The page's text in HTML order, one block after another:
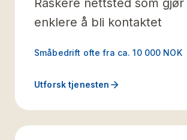
Raskere nettsted som
enklere å bli kontaktet
Småbedrift ofte fra ca. 10 000 NOK
Utforsk tjenesten